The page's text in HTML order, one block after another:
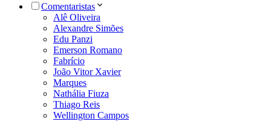
Comentaristas
Alê Oliveira
Alexandre Simões
Edu Panzi
Emerson Romano
Fabrício
João Vitor Xavier
Marques
Nathália Fiuza
Thiago Reis
Wellington Campos